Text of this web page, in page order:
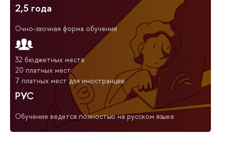
2,5 года
Очно-заочная форма обучения
32 бюджетных места
20 платных мест
7 платных мест для иностранцев
РУС
Обучение ведётся полностью на русском языке